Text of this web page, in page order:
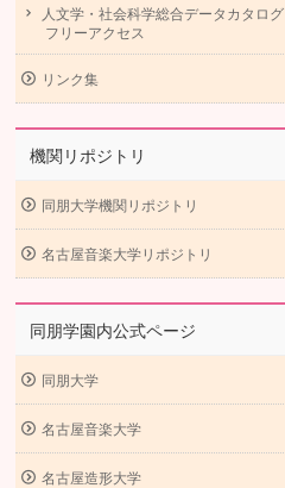
人文学・社会科学総合データカタログ
フリーアクセス
リンク集
機関リポジトリ
同朋大学機関リポジトリ
名古屋音楽大学リポジトリ
同朋学園内公式ページ
同朋大学
名古屋音楽大学
名古屋造形大学